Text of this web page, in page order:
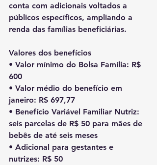
conta com adicionais voltados a
públicos específicos, ampliando a
renda das famílias beneficiárias.
Valores dos benefícios
• Valor mínimo do Bolsa Família: R$
600
• Valor médio do benefício em
janeiro: R$ 697,77
• Benefício Variável Familiar Nutriz:
seis parcelas de R$ 50 para mães de
bebês de até seis meses
• Adicional para gestantes e
nutrizes: R$ 50